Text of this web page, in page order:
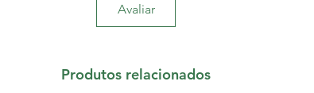
Avaliar
Produtos relacionados